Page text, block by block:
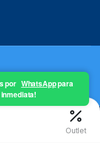
por WhatsApppara
Outlet